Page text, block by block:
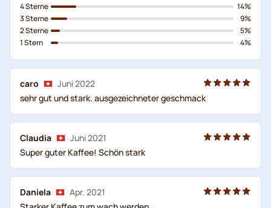
4 Sterne
3 Sterne
2 Sterne
1 Stern
14%
9%
5%
4%
caro
Juni 2022
sehr gut und stark. ausgezeichneter geschmack
Claudia
Juni 2021
Super guter Kaffee! Schön stark
Daniela
Apr. 2021